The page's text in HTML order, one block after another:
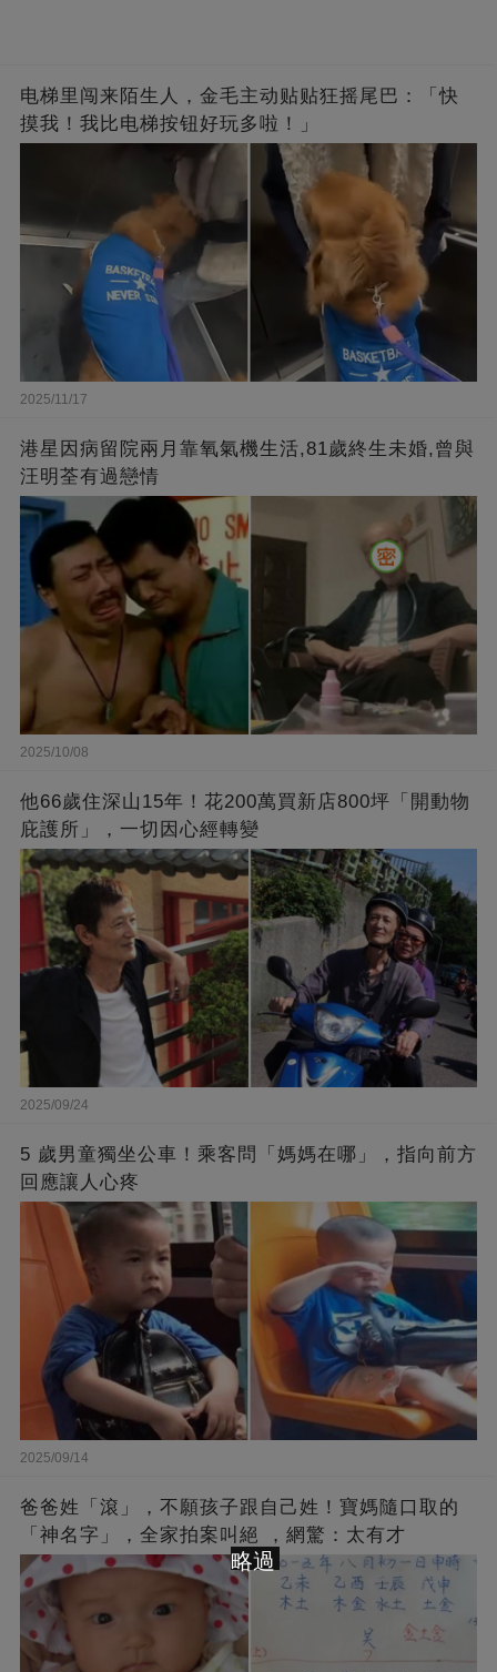
电梯里闯来陌生人，金毛主动贴贴狂摇尾巴：「快
摸我！我比电梯按钮好玩多啦！」
2025/11/17
港星因病留院兩月靠氧氣機生活,81歲終生未婚,曾與
汪明荃有過戀情
2025/10/08
他66歲住深山15年！花200萬買新店800坪「開動物
庇護所」，一切因心經轉變
2025/09/24
5 歲男童獨坐公車！乘客問「媽媽在哪」，指向前方
回應讓人心疼
2025/09/14
爸爸姓「滾」，不願孩子跟自己姓！寶媽隨口取的
「神名字」，全家拍案叫絕 ，網驚：太有才
略過